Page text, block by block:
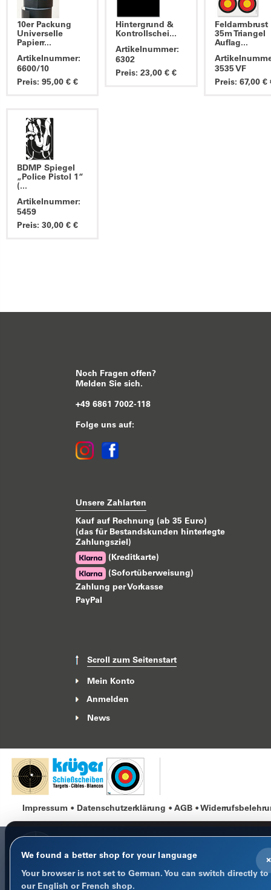
10er Packung
Universelle
Papierr...
Artikelnummer:
6600/10
Preis: 95,00 € €
Hintergrund &
Kontrollschei...
Artikelnummer:
6302
Preis: 23,00 € €
Feldarmbrust
35m Triangel
Auflag...
3535 VF
Preis: 67,00 €
BDMP Spiegel
„Police Pistol 1“
(...
Artikelnummer:
5459
Preis: 30,00 € €
Noch Fragen offen?
Melden Sie sich.
+49 6861 7002-118
Folge uns auf:
Unsere Zahlarten
Kauf auf Rechnung (ab 35 Euro)
(das für Bestandskunden hinterlegte
Zahlungsziel)
(Kreditkarte)
(Sofortüberweisung)
Zahlung per Vorkasse
PayPal
Scroll zum Seitenstart
Mein Konto
Anmelden
News
Impressum Datenschutzerklärung AGB
×
We found a better shop for your language
Your browser is not set to German. You can switch directly to
our English or French shop.
COOKIE-HINWEIS